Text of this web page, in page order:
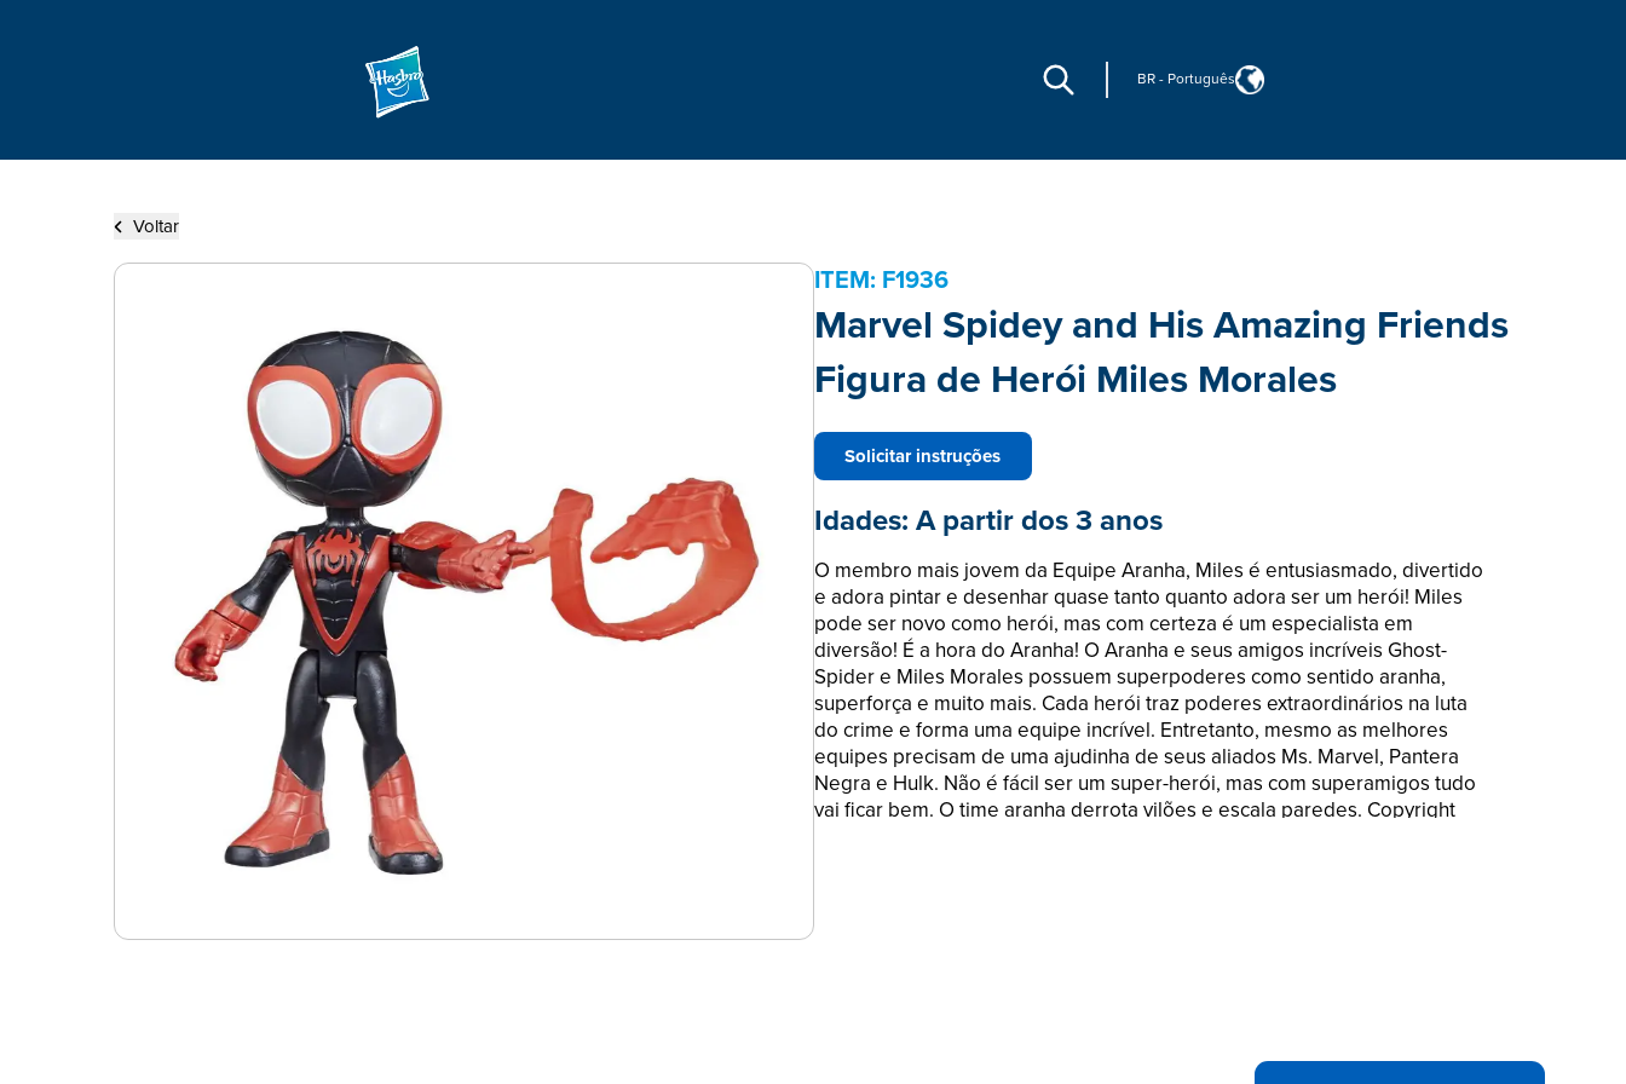
BR - Português
Voltar
ITEM: F1936
Marvel Spidey and His Amazing Friends
Figura de Herói Miles Morales
Solicitar instruções
Idades: A partir dos 3 anos
O membro mais jovem da Equipe Aranha, Miles é entusiasmado, divertido
e adora pintar e desenhar quase tanto quanto adora ser um herói! Miles
pode ser novo como herói, mas com certeza é um especialista em
diversão! É a hora do Aranha! O Aranha e seus amigos incríveis Ghost-
Spider e Miles Morales possuem superpoderes como sentido aranha,
superforça e muito mais. Cada herói traz poderes extraordinários na luta
do crime e forma uma equipe incrível. Entretanto, mesmo as melhores
equipes precisam de uma ajudinha de seus aliados Ms. Marvel, Pantera
Negra e Hulk. Não é fácil ser um super-herói, mas com superamigos tudo
vai ficar bem. O time aranha derrota vilões e escala paredes. Copyright